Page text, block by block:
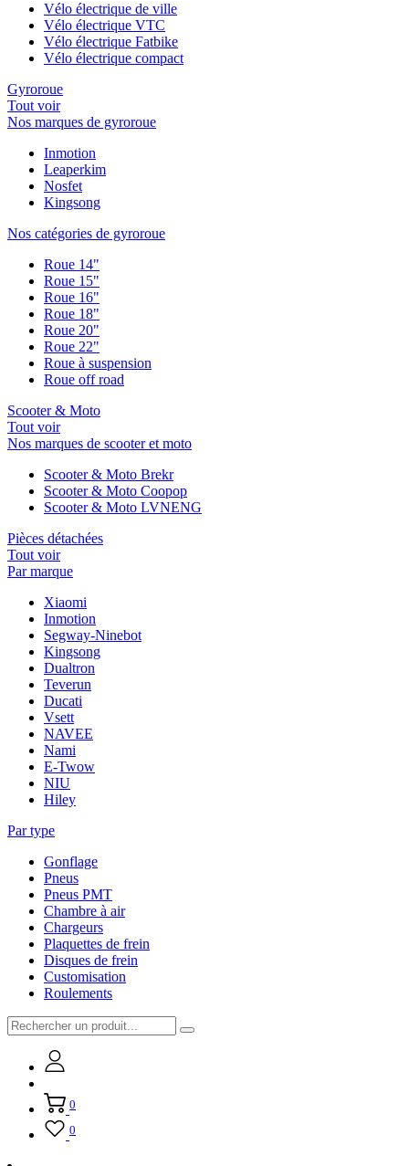
Vélo électrique de ville
Vélo électrique VTC
Vélo électrique Fatbike
Vélo électrique compact
Gyroroue
Tout voir
Nos marques de gyroroue
Inmotion
Leaperkim
Nosfet
Kingsong
Nos catégories de gyroroue
Roue 14"
Roue 15"
Roue 16"
Roue 18"
Roue 20"
Roue 22"
Roue à suspension
Roue off road
Scooter & Moto
Tout voir
Nos marques de scooter et moto
Scooter & Moto Brekr
Scooter & Moto Coopop
Scooter & Moto LVNENG
Pièces détachées
Tout voir
Par marque
Xiaomi
Inmotion
Segway-Ninebot
Kingsong
Dualtron
Teverun
Ducati
Vsett
NAVEE
Nami
E-Twow
NIU
Hiley
Par type
Gonflage
Pneus
Pneus PMT
Chambre à air
Chargeurs
Plaquettes de frein
Disques de frein
Customisation
Roulements
0
0